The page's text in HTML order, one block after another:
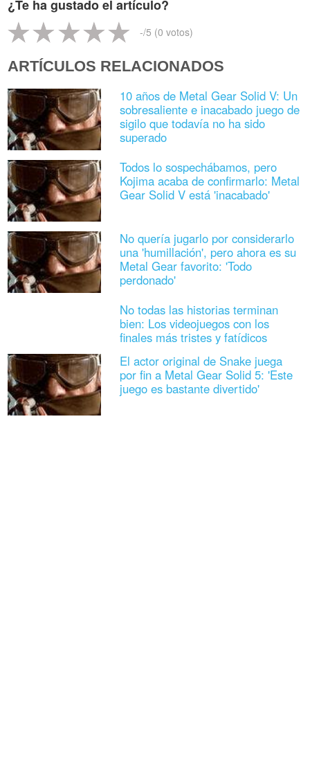
¿Te ha gustado el artículo?
-/5 (0 votos)
ARTÍCULOS RELACIONADOS
10 años de Metal Gear Solid V: Un
sobresaliente e inacabado juego de
sigilo que todavía no ha sido
superado
Todos lo sospechábamos, pero
Kojima acaba de confirmarlo: Metal
Gear Solid V está 'inacabado'
No quería jugarlo por considerarlo
una 'humillación', pero ahora es su
Metal Gear favorito: 'Todo
perdonado'
No todas las historias terminan
bien: Los videojuegos con los
finales más tristes y fatídicos
El actor original de Snake juega
por fin a Metal Gear Solid 5: 'Este
juego es bastante divertido'